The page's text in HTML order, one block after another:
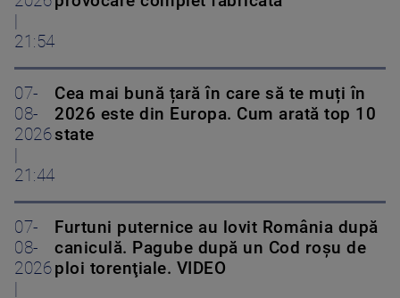
21:54
07-
08-
2026
21:44
Cea mai bună țară în care să te muți în
2026 este din Europa. Cum arată top 10
state
07-
08-
2026
Furtuni puternice au lovit România după
caniculă. Pagube după un Cod roşu de
ploi torenţiale. VIDEO